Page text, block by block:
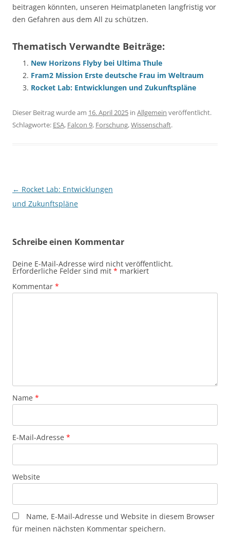
beitragen könnten, unseren Heimatplaneten langfristig vor
den Gefahren aus dem All zu schützen.
Thematisch Verwandte Beiträge:
New Horizons Flyby bei Ultima Thule
Fram2 Mission Erste deutsche Frau im Weltraum
Rocket Lab: Entwicklungen und Zukunftspläne
Dieser Beitrag wurde am 16. April 2025 in Allgemein veröffentlicht.
Schlagworte: ESA, Falcon 9, Forschung,Wissenschaft.
Beitragsnavigation
← Rocket Lab: Entwicklungen
und Zukunftspläne
Schreibe einen Kommentar
Deine E-Mail-Adresse wird nicht veröffentlicht.
Erforderliche Felder sind mit * markiert
Kommentar *
Name *
E-Mail-Adresse *
Website
Name, E-Mail-Adresse und Website in diesem Browser
für meinen nächsten Kommentar speichern.